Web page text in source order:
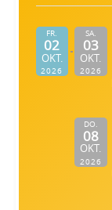
FR.
02
OKT.
2026
SA.
03
OKT.
2026
DO.
08
OKT.
2026